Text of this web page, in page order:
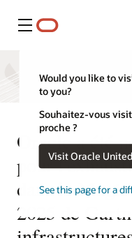
Menu
Would you like to
to you?
Souhaitez-vous
proche ?
Visit Oracle
See this page for a
Oracle a été
pour
dans le
2025 de